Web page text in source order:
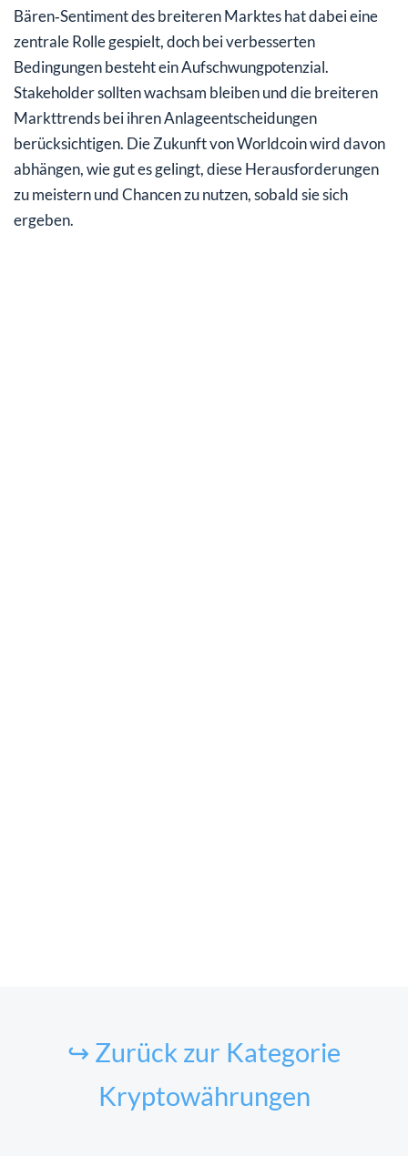
Bären‑Sentiment des breiteren Marktes hat dabei eine
zentrale Rolle gespielt, doch bei verbesserten
Bedingungen besteht ein Aufschwungpotenzial.
Stakeholder sollten wachsam bleiben und die breiteren
Markttrends bei ihren Anlageentscheidungen
berücksichtigen. Die Zukunft von Worldcoin wird davon
abhängen, wie gut es gelingt, diese Herausforderungen
zu meistern und Chancen zu nutzen, sobald sie sich
ergeben.
↪ Zurück zur Kategorie
Kryptowährungen